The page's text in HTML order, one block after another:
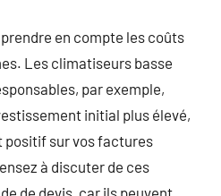
en compte les coûts
Les climatiseurs basse
par exemple,
initial plus élevé,
positif sur vos factures
à discuter de ces
de devis, car ils peuvent